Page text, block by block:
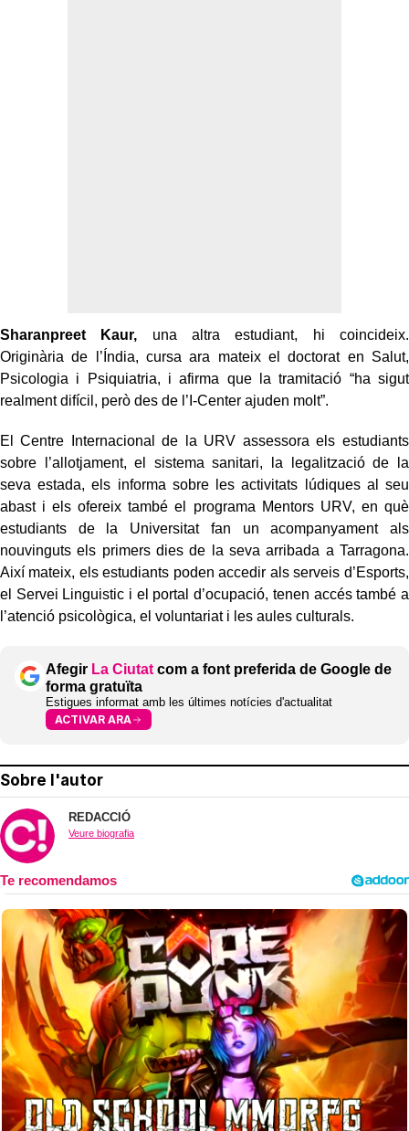
Sharanpreet Kaur, una altra estudiant, hi coincideix.
Originària de l’Índia, cursa ara mateix el doctorat en Salut,
Psicologia i Psiquiatria, i afirma que la tramitació “ha sigut
realment difícil, però des de l’I-Center ajuden molt”.
El Centre Internacional de la URV assessora els estudiants
sobre l’allotjament, el sistema sanitari, la legalització de la
seva estada, els informa sobre les activitats lúdiques al seu
abast i els ofereix també el programa Mentors URV, en què
estudiants de la Universitat fan un acompanyament als
nouvinguts els primers dies de la seva arribada a Tarragona.
Així mateix, els estudiants poden accedir als serveis d’Esports,
el Servei Linguistic i el portal d’ocupació, tenen accés també a
l’atenció psicològica, el voluntariat i les aules culturals.
Afegir La Ciutat com a font preferida de Google de
forma gratuïta
Estigues informat amb les últimes notícies d'actualitat
ACTIVAR ARA
Sobre l'autor
REDACCIÓ
Veure biografia